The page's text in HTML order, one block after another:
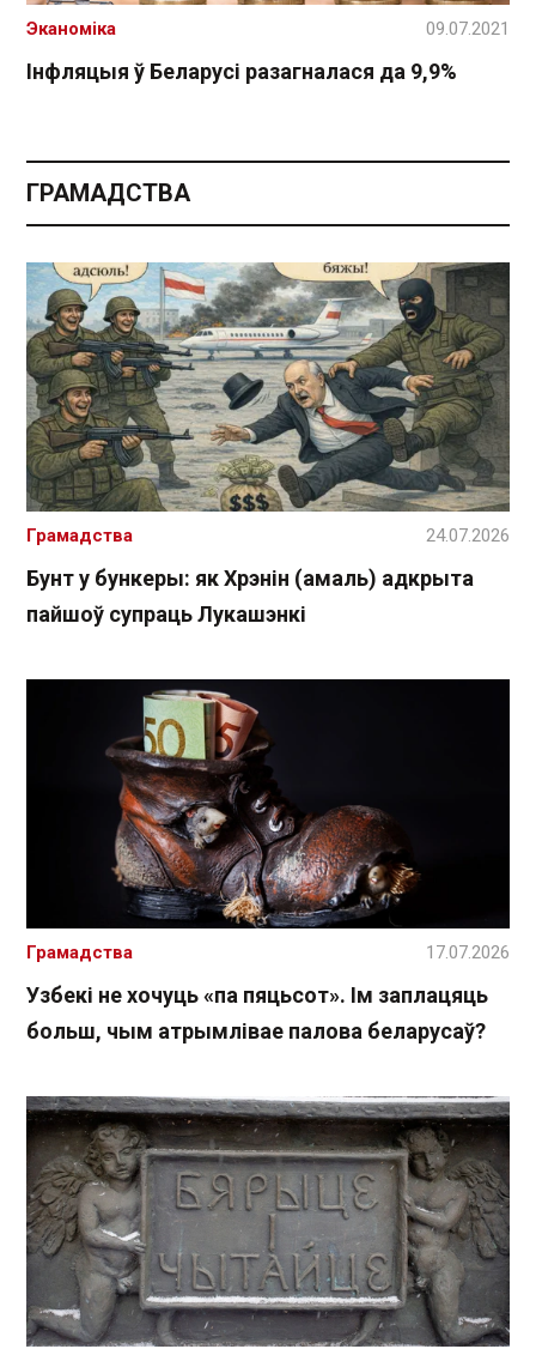
Інфляцыя ў Беларусі разагналася да 9,9%
Эканоміка 09.07.2021
ГРАМАДСТВА
Бунт у бункеры: як Хрэнін (амаль) адкрыта
пайшоў супраць Лукашэнкі
Грамадства 24.07.2026
Узбекі не хочуць «па пяцьсот». Ім заплацяць
больш, чым атрымлівае палова беларусаў?
Грамадства 17.07.2026